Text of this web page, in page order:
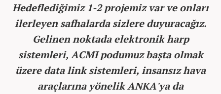
Hedeflediğimiz 1-2 projemiz var ve onları
ilerleyen safhalarda sizlere duyuracağız.
Gelinen noktada elektronik harp
sistemleri, ACMI podumuz başta olmak
üzere data link sistemleri, insansız hava
araçlarına yönelik ANKA'ya da